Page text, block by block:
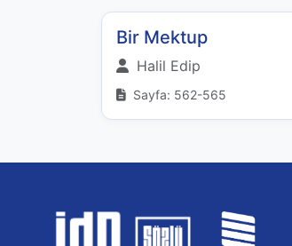
Bir Mektup
Halil Edip
Sayfa: 562-565